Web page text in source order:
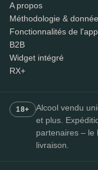
A propos
Méthodologie &
Fonctionnalités de
B2B
Widget intégré
RX+
18+
Alcool vendu
et plus.
partenaires – le
livraison.